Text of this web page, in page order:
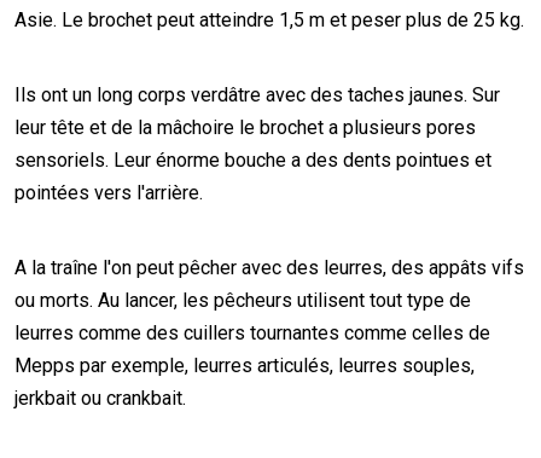
Asie. Le brochet peut atteindre 1,5 m et peser plus de 25 kg.
Ils ont un long corps verdâtre avec des taches jaunes. Sur
leur tête et de la mâchoire le brochet a plusieurs pores
sensoriels. Leur énorme bouche a des dents pointues et
pointées vers l'arrière.
A la traîne l'on peut pêcher avec des leurres, des appâts vifs
ou morts. Au lancer, les pêcheurs utilisent tout type de
leurres comme des cuillers tournantes comme celles de
Mepps par exemple, leurres articulés, leurres souples,
jerkbait ou crankbait.